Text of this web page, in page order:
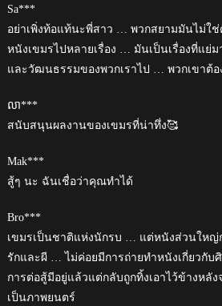
Sa***
อย่าเพิ่งท้อแท้นะพี่สาว … พวกสยามมันไม่ใ
หนังเขมรไปหลายเรื่อง … มันเป็นเรื่องที่แย่
และวัฒนธรรมของพวกเราไป … พวกเขาต้อ
លា***
สนับสนุนผลงานของเขมรที่น่าทึ่ง🥰
Mak***
สู้ๆ นะ ฉันเชื่อว่าคุณทำได้
Bro***
เขมรเป็นชาติแห่งนักรบ … แต่หนังส่วนใหญ่
รักและผี … ไม่ค่อยมีการถ่ายทำหนังเกี่ยวกับ
การต่อสู้มีอยู่แล้วแต่กลับถูกทิ้งเอาไว้ข้างหลั
เป็นภาพยนตร์